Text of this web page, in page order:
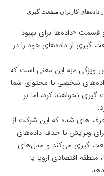
کاربران منفعت گیری
قسمت «داده‌ها برای بهبود
گیری از داده‌های خود را در
ویژگی «به این معنی است که
شخصی یا محتوای شما
نخواهند کرد، اما بر
های شده که این شرکت از
ویرایش یا حذف داده‌های
گیری می‌کند و مدل‌های
منطقه اقتصادی اروپا یا